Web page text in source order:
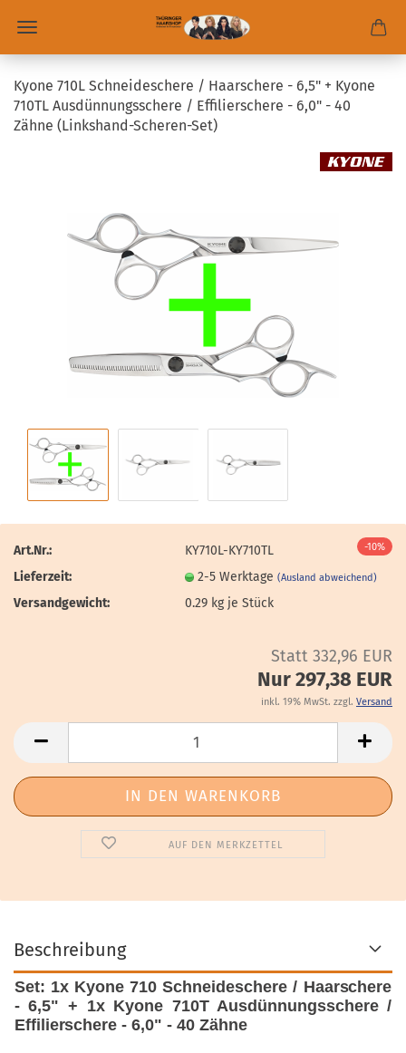
Kyone 710L Schneideschere / Haarschere - 6,5" + Kyone
710TL Ausdünnungsschere / Effilierschere - 6,0" - 40
Zähne (Linkshand-Scheren-Set)
-10%
Art.Nr.:
KY710L-KY710TL
Lieferzeit:
2-5 Werktage(Ausland abweichend)
Versandgewicht: 0.29 kg je Stück
Statt 332,96 EUR
Nur 297,38 EUR
inkl. 19% MwSt. zzgl. Versand
AUF DEN MERKZETTEL
Beschreibung
Set: 1x Kyone 710 Schneideschere / Haarschere
- 6,5" + 1x Kyone 710T Ausdünnungsschere /
Effilierschere - 6,0" - 40 Zähne